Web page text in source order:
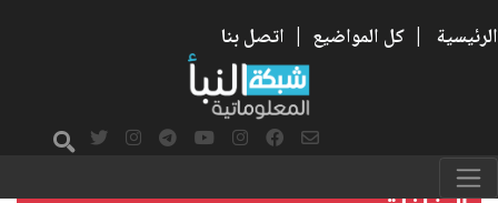
الرئيسية | كل المواضيع | اتصل بنا